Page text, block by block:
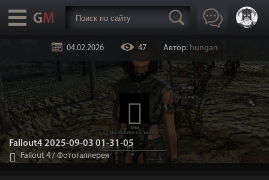
04.02.2026 47 Автор: hungan
Fallout4 2025-09-03 01-31-05
Fallout 4 /Фотогаллерея